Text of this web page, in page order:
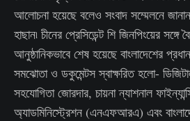
আলোচনা হয়েছে বলেও সংবাদ সম্মেলনে জানান
হাছান৷ চীনের প্রেসিডেন্ট শি জিনপিংয়ের সঙ্গে
আনুষ্ঠানিকভাবে শেষ হয়েছে বাংলাদেশের
সমঝোতা ও ডকুমেন্টস স্বাক্ষরিত হলো-
সহযোগিতা জোরদার, চায়না ন্যাশনাল
অ্যাডমিনিস্ট্রেশন (এনএফআরএ) এবং